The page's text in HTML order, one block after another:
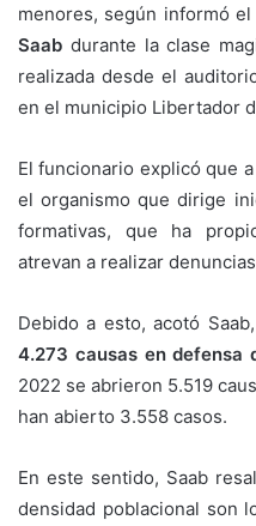
menores, según informó el
Saab durante la clase
realizada desde el
en el municipio Libertador
El funcionario explicó que
el organismo que dirige
formativas, que ha
atrevan a realizar
Debido a esto, acotó
4.273 causas en defensa
2022 se abrieron 5.519
han abierto 3.558 casos.
En este sentido, Saab
densidad poblacional son